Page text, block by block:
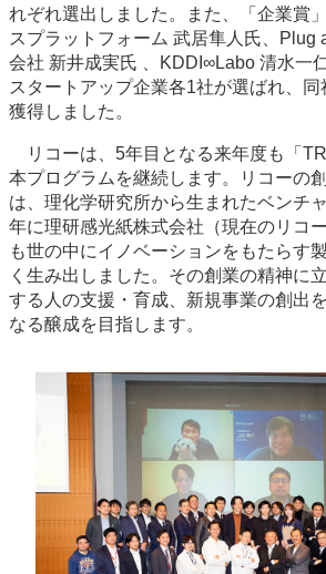
れぞれ選出しました。また、「企業賞
スプラットフォーム 武居隼人氏、Plug
会社 新井成実氏 、KDDI∞Labo 清水一
スタートアップ企業各1社が選ばれ、
獲得しました。
リコーは、5年目となる来年度も「
本プログラムを継続します。リコーの
は、理化学研究所から生まれたベンチ
年に理研感光紙株式会社（現在のリコ
も世の中にイノベーションをもたらす
く生み出しました。その創業の精神に
する人の支援・育成、新規事業の創出
なる醸成を目指します。